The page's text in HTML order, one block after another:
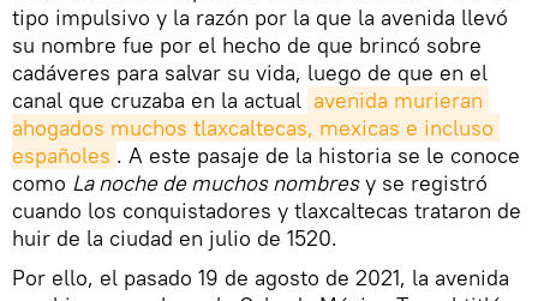
tipo impulsivo y la razón por la que la avenida llevó
su nombre fue por el hecho de que brincó sobre
cadáveres para salvar su vida, luego de que en el
canal que cruzaba en la actual avenida murieran
ahogados muchos tlaxcaltecas, mexicas e incluso
españoles . A este pasaje de la historia se le conoce
como La noche de muchos nombresy se registró
cuando los conquistadores y tlaxcaltecas trataron de
huir de la ciudad en julio de 1520.
Por ello, el pasado 19 de agosto de 2021, la avenida